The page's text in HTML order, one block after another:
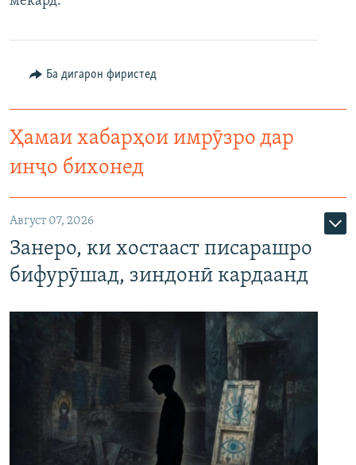
Ҳамаи сомонаҳои RFE/RL
Ба дигарон фиристед
Ҳамаи хабарҳои имрӯзро дар
инҷо бихонед
Август 07, 2026
Занеро, ки хостааст писарашро
бифурӯшад, зиндонӣ кардаанд